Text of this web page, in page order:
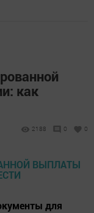
как
2188 0 0
для